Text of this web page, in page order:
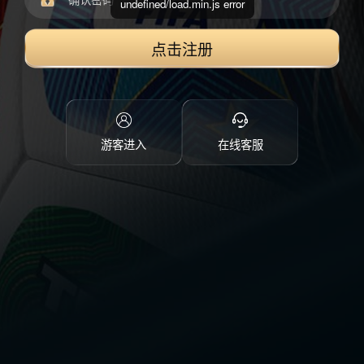
点击注册
游客进入 在线客服
undefined/load.min.js error